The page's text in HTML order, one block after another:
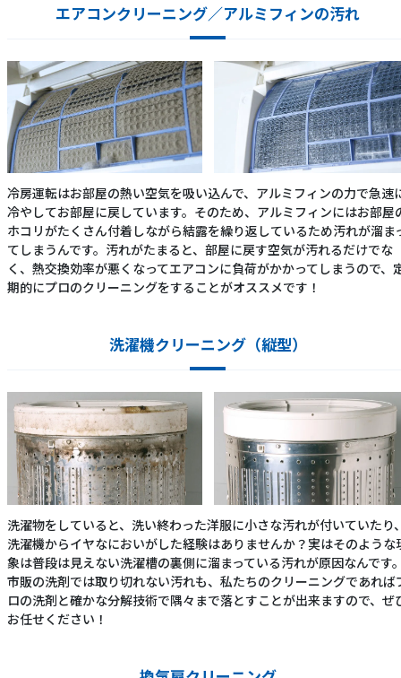
エアコンクリーニング／アルミフィンの汚れ
冷房運転はお部屋の熱い空気を吸い込んで、アルミフィンの力で急速
冷やしてお部屋に戻しています。そのため、アルミフィンにはお部屋
ホコリがたくさん付着しながら結露を繰り返しているため汚れが溜ま
てしまうんです。汚れがたまると、部屋に戻す空気が汚れるだけでな
く、熱交換効率が悪くなってエアコンに負荷がかかってしまうので、
期的にプロのクリーニングをすることがオススメです！
洗濯機クリーニング（縦型）
洗濯物をしていると、洗い終わった洋服に小さな汚れが付いていたり
洗濯機からイヤなにおいがした経験はありませんか？実はそのような
象は普段は見えない洗濯槽の裏側に溜まっている汚れが原因なんです
市販の洗剤では取り切れない汚れも、私たちのクリーニングであれば
ロの洗剤と確かな分解技術で隅々まで落とすことが出来ますので、ぜ
お任せください！